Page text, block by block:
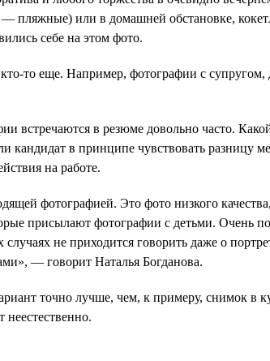
пляжные) или в домашней обстановке,
себе на этом фото.
то еще. Например, фотографии с
встречаются в резюме довольно часто.
кандидат в принципе чувствовать
на работе.
фотографией. Это фото низкого
присылают фотографии с детьми. Очень
не приходится говорить даже о
— говорит Наталья Богданова.
точно лучше, чем, к примеру, снимок в
неестественно.